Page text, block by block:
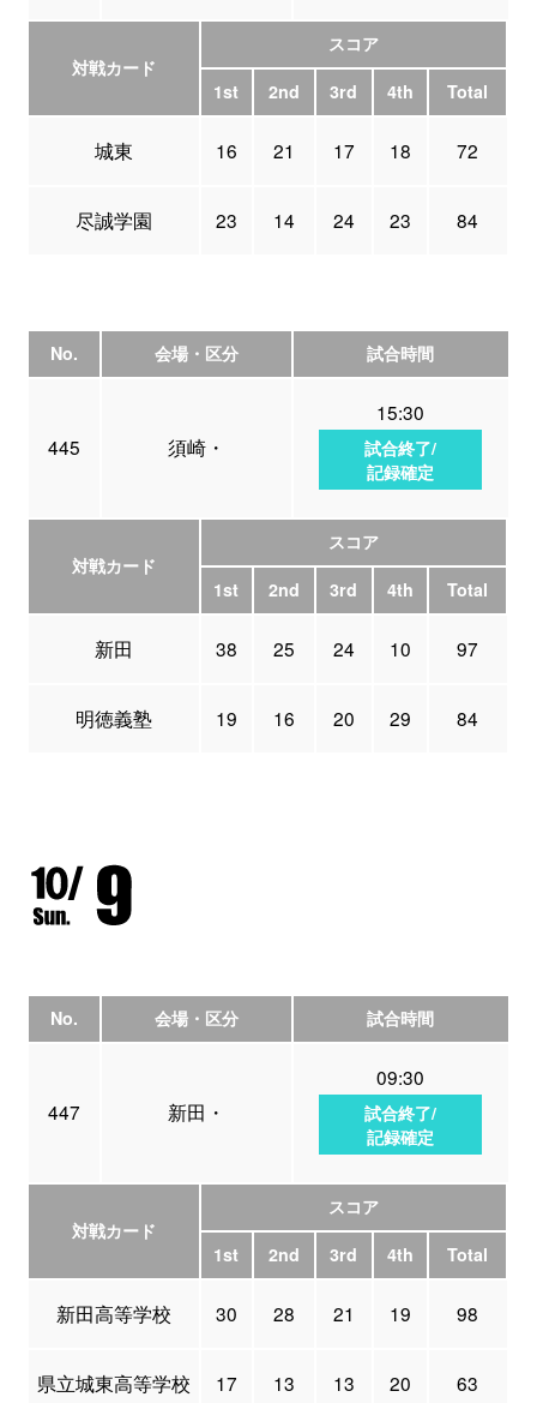
対戦カード
スコア
1st
2nd 3rd 4th Total
城東 16 21 17 18 72
尽誠学園 23 14 24 23 84
No. 会場・区分 試合時間
445 須崎・
15:30
試合終了/
記録確定
対戦カード
スコア
1st
2nd 3rd 4th Total
新田 38 25 24 10 97
明徳義塾 19 16 20 29 84
No. 会場・区分 試合時間
447 新田・
09:30
試合終了/
記録確定
対戦カード
スコア
1st
2nd 3rd 4th Total
新田高等学校 30 28 21 19 98
県立城東高等学校 17 13 13 20 63